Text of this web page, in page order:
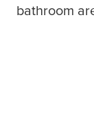
bathroom